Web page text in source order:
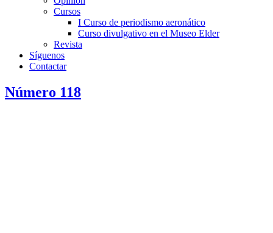
Cursos
I Curso de periodismo aeronático
Curso divulgativo en el Museo Elder
Revista
Síguenos
Contactar
Número 118